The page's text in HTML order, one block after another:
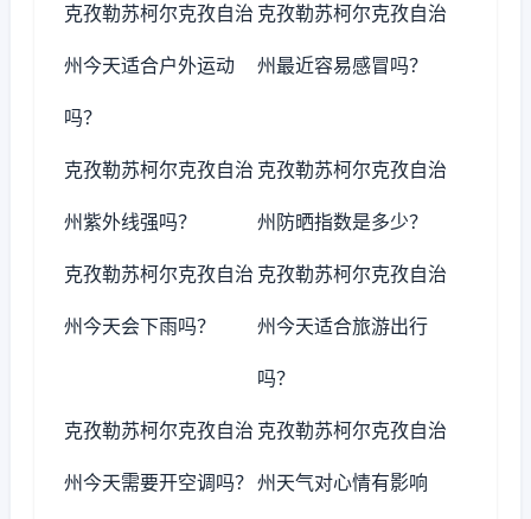
克孜勒苏柯尔克孜自治
州今天适合户外运动
吗？
克孜勒苏柯尔克孜自治
州最近容易感冒吗？
克孜勒苏柯尔克孜自治
州紫外线强吗？
克孜勒苏柯尔克孜自治
州防晒指数是多少？
克孜勒苏柯尔克孜自治
州今天会下雨吗？
克孜勒苏柯尔克孜自治
州今天适合旅游出行
吗？
克孜勒苏柯尔克孜自治
州今天需要开空调吗？
克孜勒苏柯尔克孜自治
州天气对心情有影响